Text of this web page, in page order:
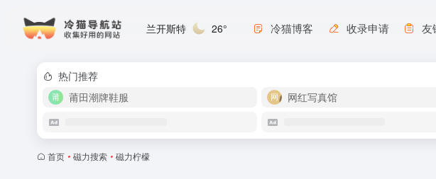
兰开斯特 26° 冷猫博客 收录申请 友
热门推荐
莆田潮牌鞋服
网红写真馆
首页 • 磁力搜索 • 磁力柠檬